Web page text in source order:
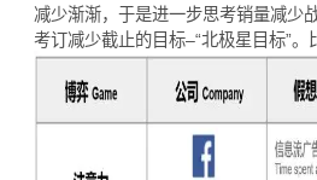
减少渐渐，于是进一步思考销量减少
考订减少截止的目标–“北极星目标”。